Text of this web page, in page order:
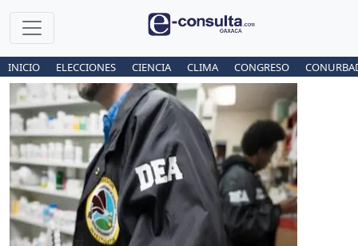
INICIO ELECCIONES CIENCIA CLIMA CONGRESO